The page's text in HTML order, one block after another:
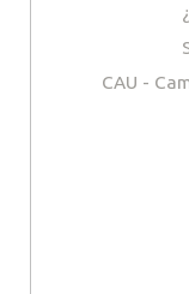
CAU -